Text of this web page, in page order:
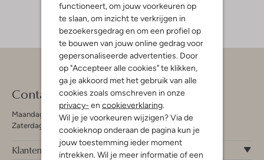
functioneert, om jouw voorkeuren op
te slaan, om inzicht te verkrijgen in
bezoekersgedrag en om een profiel op
te bouwen van jouw online gedrag voor
gepersonaliseerde advertenties. Door
op "Accepteer alle cookies" te klikken,
ga je akkoord met het gebruik van alle
cookies zoals omschreven in onze
privacy- en cookieverklaring.
Wil je je voorkeuren wijzigen? Via de
cookieknop onderaan de pagina kun je
jouw toestemming ieder moment
intrekken. Wil je meer informatie of een
Contact
Maandag - Vrijdag 09:00 - 19:00 uur
Zaterdag 09:00 - 17:00 uur
Klantenservice